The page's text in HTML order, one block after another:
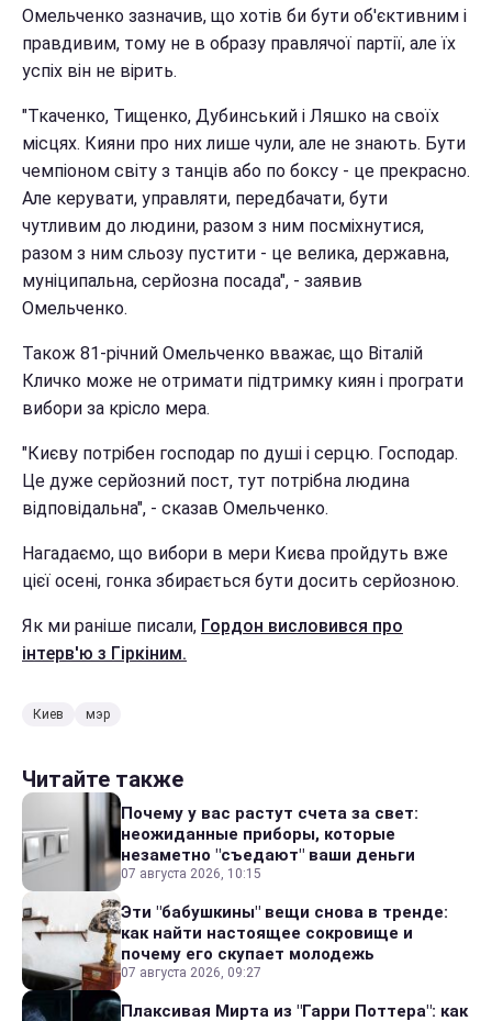
Омельченко зазначив, що хотів би бути об'єктивним і
правдивим, тому не в образу правлячої партії, але їх
успіх він не вірить.
"Ткаченко, Тищенко, Дубинський і Ляшко на своїх
місцях. Кияни про них лише чули, але не знають. Бути
чемпіоном світу з танців або по боксу - це прекрасно.
Але керувати, управляти, передбачати, бути
чутливим до людини, разом з ним посміхнутися,
разом з ним сльозу пустити - це велика, державна,
муніципальна, серйозна посада", - заявив
Омельченко.
Також 81-річний Омельченко вважає, що Віталій
Кличко може не отримати підтримку киян і програти
вибори за крісло мера.
"Києву потрібен господар по душі і серцю. Господар.
Це дуже серйозний пост, тут потрібна людина
відповідальна", - сказав Омельченко.
Нагадаємо, що вибори в мери Києва пройдуть вже
цієї осені, гонка збирається бути досить серйозною.
Як ми раніше писали, Гордон висловився про
інтерв'ю з Гіркіним.
Киев мэр
Читайте также
Почему у вас растут счета за свет:
неожиданные приборы, которые
незаметно "съедают" ваши деньги
07 августа 2026, 10:15
Эти "бабушкины" вещи снова в тренде:
как найти настоящее сокровище и
почему его скупает молодежь
07 августа 2026, 09:27
Плаксивая Мирта из "Гарри Поттера": как